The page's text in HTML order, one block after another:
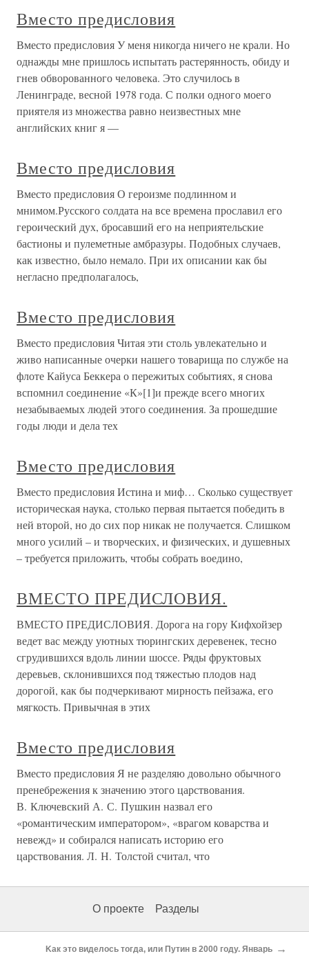
Вместо предисловия
Вместо предисловия У меня никогда ничего не крали. Но
однажды мне пришлось испытать растерянность, обиду и
гнев обворованного человека. Это случилось в
Ленинграде, весной 1978 года. С полки одного моего
приятеля из множества равно неизвестных мне
английских книг я —
Вместо предисловия
Вместо предисловия О героизме подлинном и
мнимом.Русского солдата на все времена прославил его
героический дух, бросавший его на неприятельские
бастионы и пулеметные амбразуры. Подобных случаев,
как известно, было немало. При их описании как бы
негласно предполагалось,
Вместо предисловия
Вместо предисловия Читая эти столь увлекательно и
живо написанные очерки нашего товарища по службе на
флоте Кайуса Беккера о пережитых событиях, я снова
вспомнил соединение «К»[1]и прежде всего многих
незабываемых людей этого соединения. За прошедшие
годы люди и дела тех
Вместо предисловия
Вместо предисловия Истина и миф… Сколько существует
историческая наука, столько первая пытается победить в
ней второй, но до сих пор никак не получается. Слишком
много усилий – и творческих, и физических, и душевных
– требуется приложить, чтобы собрать воедино,
ВМЕСТО ПРЕДИСЛОВИЯ.
ВМЕСТО ПРЕДИСЛОВИЯ. Дорога на гору Кифхойзер
ведет вас между уютных тюрингских деревенек, тесно
сгрудившихся вдоль линии шоссе. Ряды фруктовых
деревьев, склонившихся под тяжестью плодов над
дорогой, как бы подчеркивают мирность пейзажа, его
мягкость. Привычная в этих
Вместо предисловия
Вместо предисловия Я не разделяю довольно обычного
пренебрежения к значению этого царствования.
В. Ключевский А. С. Пушкин назвал его
«романтическим императором», «врагом коварства и
невежд» и собирался написать историю его
царствования. Л. Н. Толстой считал, что
О проекте Разделы
Kак это виделось тогда, или Путин в 2000 году. Январь →